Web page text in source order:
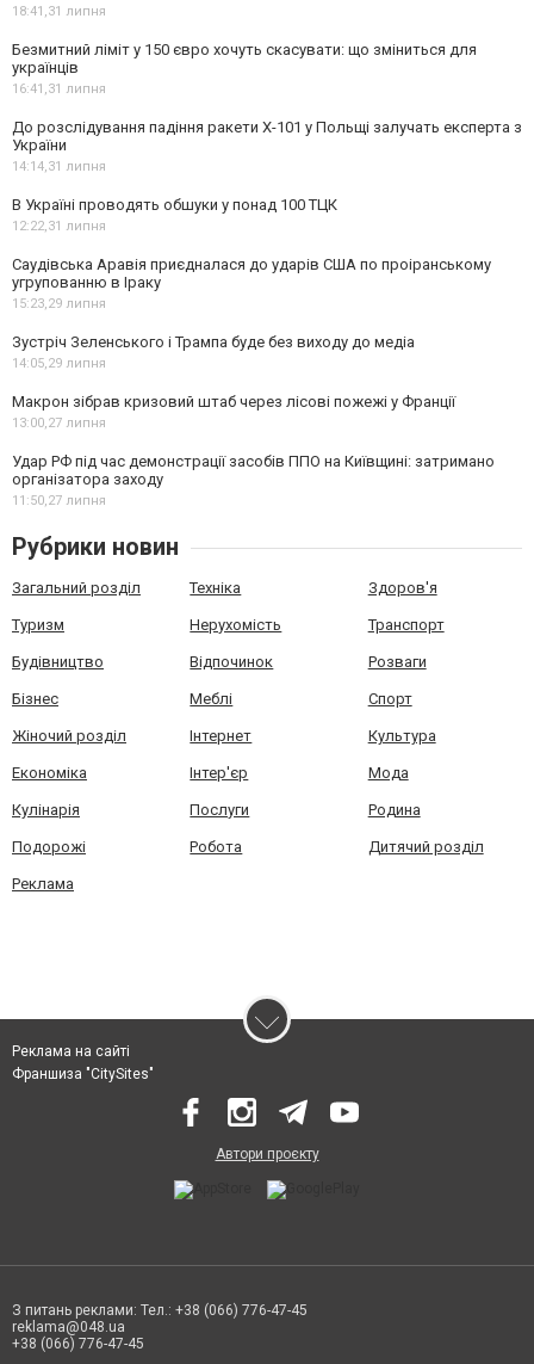
18:41, 31 липня
Безмитний ліміт у 150 євро хочуть скасувати: що зміниться для
українців
16:41, 31 липня
До розслідування падіння ракети Х-101 у Польщі залучать експерта з
України
14:14, 31 липня
В Україні проводять обшуки у понад 100 ТЦК
12:22, 31 липня
Саудівська Аравія приєдналася до ударів США по проіранському
угрупованню в Іраку
15:23, 29 липня
Зустріч Зеленського і Трампа буде без виходу до медіа
14:05, 29 липня
Макрон зібрав кризовий штаб через лісові пожежі у Франції
13:00, 27 липня
Удар РФ під час демонстрації засобів ППО на Київщині: затримано
організатора заходу
11:50, 27 липня
Рубрики новин
Загальний розділ Техніка Здоров'я
Туризм Нерухомість Транспорт
Будівництво Відпочинок Розваги
Бізнес Меблі Спорт
Жіночий розділ Інтернет Культура
Економіка Інтер'єр Мода
Кулінарія Послуги Родина
Подорожі Робота Дитячий розділ
Реклама
Реклама на сайті
Франшиза "CitySites"
Автори проєкту
З питань реклами: Тел.: +38 (066) 776-47-45
reklama@048.ua
+38 (066) 776-47-45